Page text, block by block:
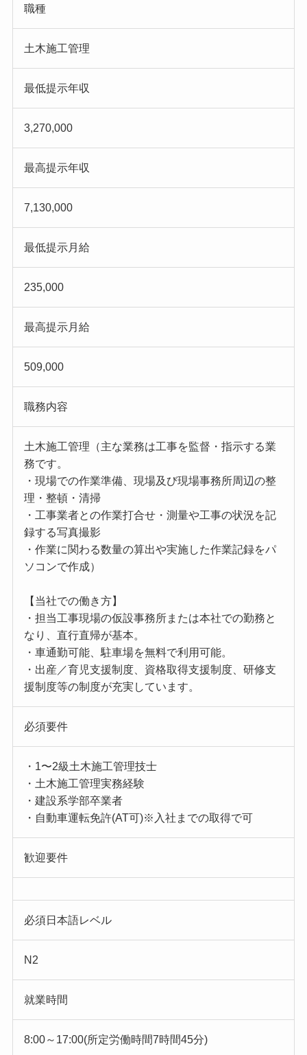
職種
土木施工管理
最低提示年収
3,270,000
最高提示年収
7,130,000
最低提示月給
235,000
最高提示月給
509,000
職務内容
土木施工管理（主な業務は工事を監督・指示する業
務です。
・現場での作業準備、現場及び現場事務所周辺の整
理・整頓・清掃
・工事業者との作業打合せ・測量や工事の状況を記
録する写真撮影
・作業に関わる数量の算出や実施した作業記録をパ
ソコンで作成）
【当社での働き方】
・担当工事現場の仮設事務所または本社での勤務と
なり、直行直帰が基本。
・車通勤可能、駐車場を無料で利用可能。
・出産／育児支援制度、資格取得支援制度、研修支
援制度等の制度が充実しています。
必須要件
・1〜2級土木施工管理技士
・土木施工管理実務経験
・建設系学部卒業者
・自動車運転免許(AT可)※入社までの取得で可
歓迎要件
必須日本語レベル
N2
就業時間
8:00～17:00(所定労働時間7時間45分)